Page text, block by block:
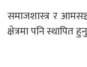
समाजशास्त्र र
क्षेत्रमा पनि स्थापित